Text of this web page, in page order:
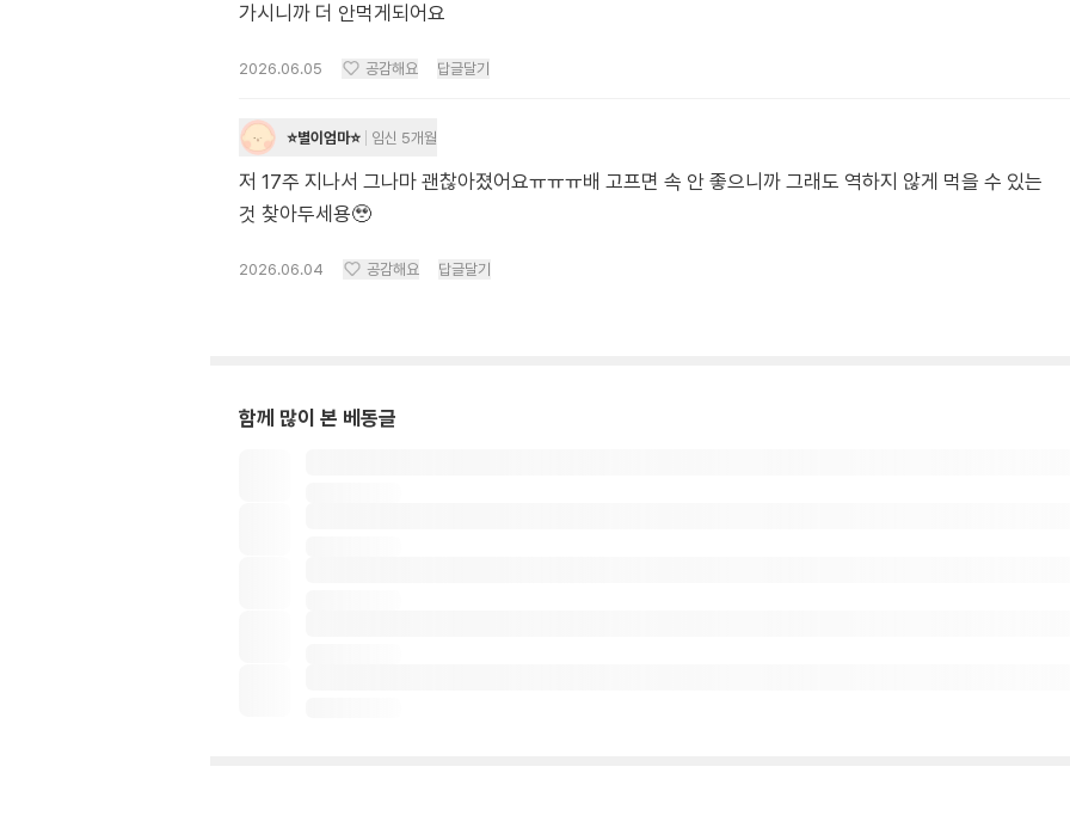
가시니까 더 안먹게되어요
2026.06.05 공감해요 답글달기
⭐️별이엄마⭐️ 임신 5개월
저 17주 지나서 그나마 괜찮아졌어요ㅠㅠㅠ배 고프면 속 안 좋으니까 그래도 역하지 않게 먹을 수 있는
것 찾아두세용🥹
2026.06.04 공감해요 답글달기
함께 많이 본 베동글